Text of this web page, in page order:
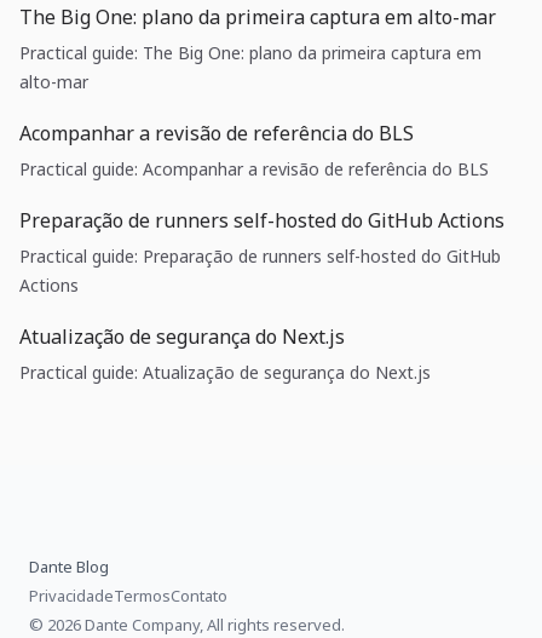
The Big One: plano da primeira captura em alto-mar
Practical guide: The Big One: plano da primeira captura em
alto-mar
Acompanhar a revisão de referência do BLS
Practical guide: Acompanhar a revisão de referência do BLS
Preparação de runners self-hosted do GitHub Actions
Practical guide: Preparação de runners self-hosted do GitHub
Actions
Atualização de segurança do Next.js
Practical guide: Atualização de segurança do Next.js
Dante Blog
PrivacidadeTermosContato
© 2026 Dante Company, All rights reserved.